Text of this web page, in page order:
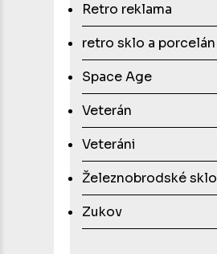
Retro reklama
retro sklo a porcelán
Space Age
Veterán
Veteráni
Železnobrodské sklo
Zukov